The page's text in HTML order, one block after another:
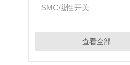
SMC磁性开关
查看全部